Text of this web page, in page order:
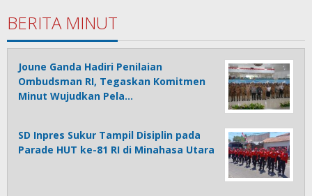
BERITA MINUT
Joune Ganda Hadiri Penilaian
Ombudsman RI, Tegaskan Komitmen
Minut Wujudkan Pela…
SD Inpres Sukur Tampil Disiplin pada
Parade HUT ke-81 RI di Minahasa Utara